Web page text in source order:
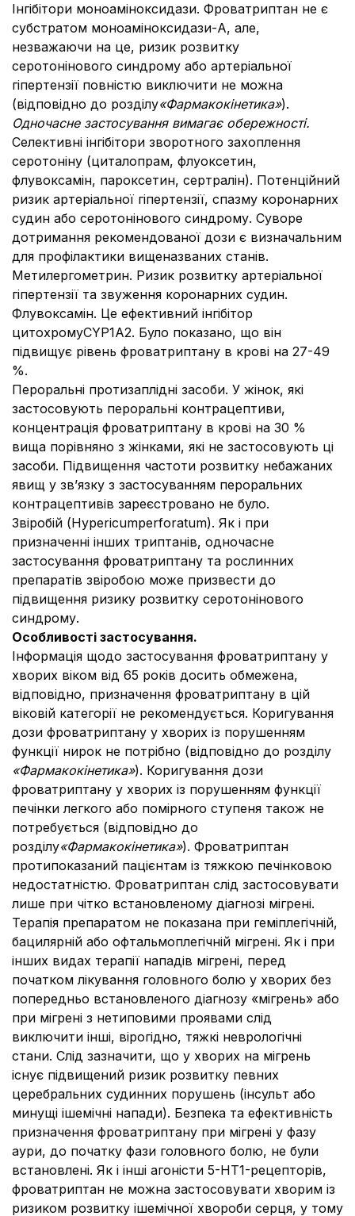
Інгібітори моноаміноксидази. Фроватриптан не є
субстратом моноаміноксидази-А, але,
незважаючи на це, ризик розвитку
серотонінового синдрому або артеріальної
гіпертензії повністю виключити не можна
(відповідно до розділу«Фармакокінетика»).
Одночасне застосування вимагає обережності.
Селективні інгібітори зворотного захоплення
серотоніну (циталопрам, флуоксетин,
флувоксамін, пароксетин, сертралін). Потенційний
ризик артеріальної гіпертензії, спазму коронарних
судин або серотонінового синдрому. Суворе
дотримання рекомендованої дози є визначальним
для профілактики вищеназваних станів.
Метилергометрин. Ризик розвитку артеріальної
гіпертензії та звуження коронарних судин.
Флувоксамін. Це ефективний інгібітор
цитохромуCYP1А2. Було показано, що він
підвищує рівень фроватриптану в крові на 27-49
%.
Пероральні протизаплідні засоби. У жінок, які
застосовують пероральні контрацептиви,
концентрація фроватриптану в крові на 30 %
вища порівняно з жінками, які не застосовують ці
засоби. Підвищення частоти розвитку небажаних
явищ у зв’язку з застосуванням пероральних
контрацептивів зареєстровано не було.
Звіробій (Hypericumperforatum). Як і при
призначенні інших триптанів, одночасне
застосування фроватриптану та рослинних
препаратів звіробою може призвести до
підвищення ризику розвитку серотонінового
синдрому.
Особливості застосування.
Інформація щодо застосування фроватриптану у
хворих віком від 65 років досить обмежена,
відповідно, призначення фроватриптану в цій
віковій категорії не рекомендується. Коригування
дози фроватриптану у хворих із порушенням
функції нирок не потрібно (відповідно до розділу
«Фармакокінетика»). Коригування дози
фроватриптану у хворих із порушенням функції
печінки легкого або помірного ступеня також не
потребується (відповідно до
розділу«Фармакокінетика»). Фроватриптан
протипоказаний пацієнтам із тяжкою печінковою
недостатністю. Фроватриптан слід застосовувати
лише при чітко встановленому діагнозі мігрені.
Терапія препаратом не показана при геміплегічній,
бацилярній або офтальмоплегічній мігрені. Як і при
інших видах терапії нападів мігрені, перед
початком лікування головного болю у хворих без
попередньо встановленого діагнозу «мігрень» або
при мігрені з нетиповими проявами слід
виключити інші, вірогідно, тяжкі неврологічні
стани. Слід зазначити, що у хворих на мігрень
існує підвищений ризик розвитку певних
церебральних судинних порушень (інсульт або
минущі ішемічні напади). Безпека та ефективність
призначення фроватриптану при мігрені у фазу
аури, до початку фази головного болю, не були
встановлені. Як і інші агоністи 5-НТ1-рецепторів,
фроватриптан не можна застосовувати хворим із
ризиком розвитку ішемічної хвороби серця, у тому